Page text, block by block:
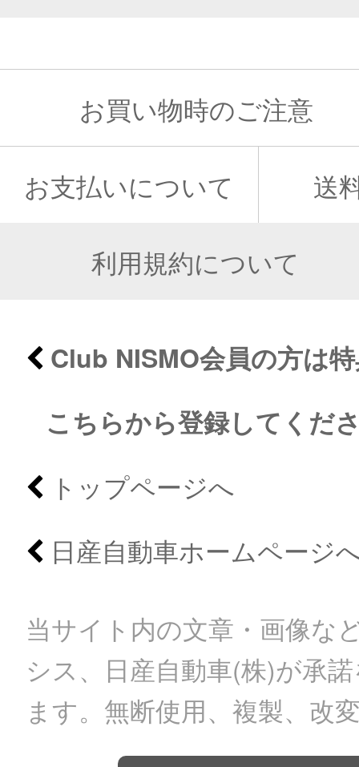
お買い物時のご注意
お支払いについて 送
利用規約について
Club NISMO会員の方は
こちらから登録してくだ
トップページへ
日産自動車ホームページ
当サイト内の文章・画像な
シス、日産自動車(株)が承
ます。無断使用、複製、改